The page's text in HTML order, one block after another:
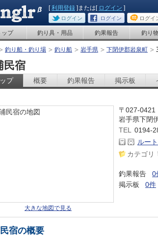
[利用登録 ]または[ ログイン ]
ログイン ログイン ログイ
ップ 釣り具・用品 釣果報告 釣り
釣り船・釣り場 釣り船 岩手県 下閉伊郡岩泉町
民宿
プ 概要 釣果報告 掲示板
大きな地図で見る
〒027-0421
岩手県下閉
TEL
0194-
ルー
カテゴリ
釣果報告 0
掲示板
0件
宿の概要